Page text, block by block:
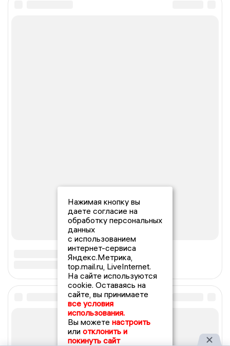
Нажимая кнопку вы
даете согласие на
обработку персональных
данных
с использованием
интернет-сервиса
Яндекс.Метрика,
top.mail.ru, LiveInternet.
На сайте используются
cookie. Оставаясь на
сайте, вы принимаете
все условия
использования.
Вы можете настроить
или отклонить и
покинуть сайт